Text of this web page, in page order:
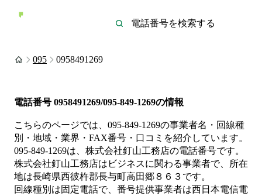
095 0958491269
電話番号 0958491269/095-849-1269の情報
こちらのページでは、 095-849-1269の事業者名・回線種
別・地域・業界・FAX番号・口コミを紹介しています。
095-849-1269は、 株式会社釘山工務店の電話番号です。
株式会社釘山工務店は ビジネスに関わる事業者で、所在
地は長崎県西彼杵郡長与町高田郷８６３ です。
回線種別は固定電話で、番号提供事業者は西日本電信電